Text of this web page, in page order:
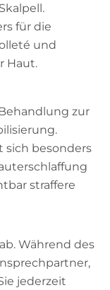
für die
und
Haut.
zur
sich besonders
straffere
Während des
jederzeit